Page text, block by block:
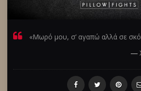
«Μωρό μου, σ’ αγαπώ αλλά σε
―